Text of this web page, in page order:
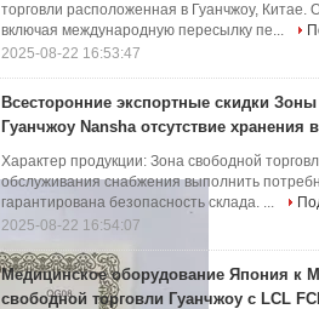
торговли расположенная в Гуанчжоу,
включая международную пересылку пе...
2025-08-22 16:53:47
Всесторонние экспортные скидки
Гуанчжоу Nansha отсутствие хранения
Характер продукции: Зона свободной
обслуживания снабжения выполнить
гарантирована безопасность склада. ...
2025-08-22 16:54:07
Медицинское оборудование Япония к
свободной торговли Гуанчжоу с LCL